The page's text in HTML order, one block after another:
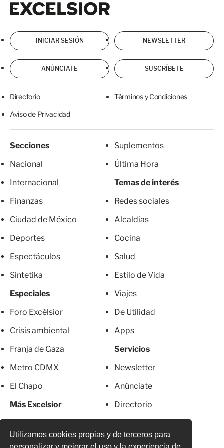
Utilizamos cookies propias y de terceros para
r
t
i
INICIAR SESIÓN NEWSLETTER
ANÚNCIATE SUSCRÍBETE
Directorio Términos y Condiciones
Aviso de Privacidad
Secciones
Nacional
Internacional
Finanzas
Ciudad de México
Deportes
Espectáculos
Sintetika
Especiales
Foro Excélsior
Crisis ambiental
Franja de Gaza
Metro CDMX
El Chapo
Más Excelsior
Suplementos
Última Hora
Temas de interés
Redes sociales
Alcaldías
Cocina
Salud
Estilo de Vida
Viajes
De Utilidad
Apps
Servicios
Newsletter
Anúnciate
Directorio